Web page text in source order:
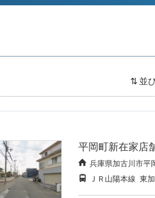
並
平岡町新在家店
兵庫県加古川市平
ＪＲ山陽本線 東